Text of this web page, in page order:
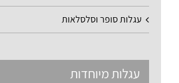
עגלות סופר וסלסלאות
עגלות מיוחדות